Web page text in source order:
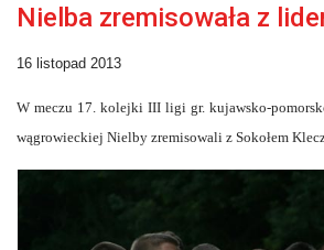
Nielba zremisowała z
16 listopad 2013
W meczu 17. kolejki III ligi gr. kujawsko-
wągrowieckiej Nielby zremisowali z Sokołem